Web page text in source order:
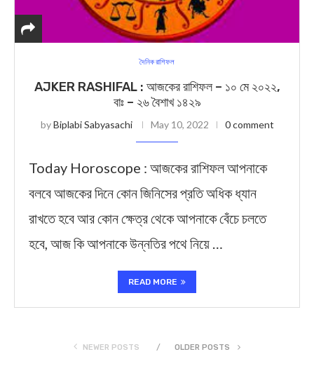
দৈনিক রাশিফল
AJKER RASHIFAL : আজকের রাশিফল – ১০ মে ২০২২,
বাঃ – ২৬ বৈশাখ ১৪২৯
byBiplabi Sabyasachi May 10, 2022 0 comment
Today Horoscope : আজকের রাশিফল আপনাকে
বলবে আজকের দিনে কোন জিনিসের প্রতি অধিক ধ্যান
রাখতে হবে আর কোন ক্ষেত্র থেকে আপনাকে বেঁচে চলতে
হবে, আজ কি আপনাকে উন্নতির পথে নিয়ে …
READ MORE
NEWER POSTS OLDER POSTS